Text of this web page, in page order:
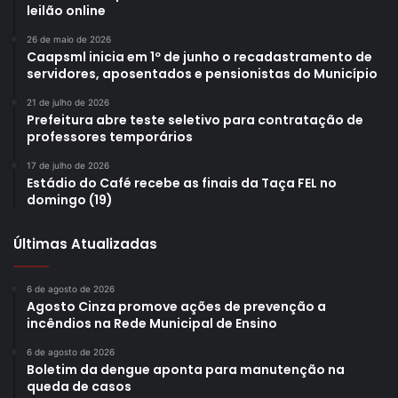
o prefeito de Ibiporã.
Sobre o curso– Através do convênio, os dois municípios
poderão disponibilizar o curso on-line “Práticas Inclusivas:
Compartilhando Estratégias para o Ensino”, ministrado por
Natalia Barbosa Verissimo. Ela é doutoranda e mestra em
Educação pela Universidade Estadual de Londrina (UEL),
especialista em Educação Especial Inclusiva e
Neuropedagogia, e graduada em Pedagogia pela
Universidade Estadual do Norte do Paraná (2008).
Atualmente, Verissimo é professora da rede municipal de
leilão online
26 de maio de 2026
Caapsml inicia em 1º de junho o recadastramento de
servidores, aposentados e pensionistas do Município
21 de julho de 2026
Prefeitura abre teste seletivo para contratação de
professores temporários
17 de julho de 2026
Estádio do Café recebe as finais da Taça FEL no
domingo (19)
Últimas Atualizadas
6 de agosto de 2026
Agosto Cinza promove ações de prevenção a
incêndios na Rede Municipal de Ensino
6 de agosto de 2026
Boletim da dengue aponta para manutenção na
queda de casos